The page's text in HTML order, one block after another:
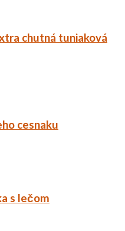
chutná tuniaková
cesnaku
s lečom